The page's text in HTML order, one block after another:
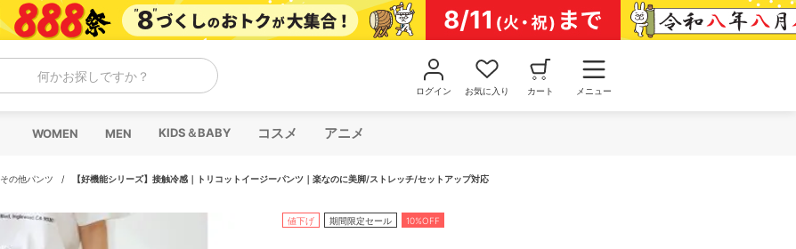
何かお探しですか？
ログイン お気に入り カート メニュー
WOMEN MEN KIDS＆BABY コスメ アニメ
その他パンツ / 【好機能シリーズ】接触冷感｜トリコットイージーパンツ｜楽なのに美脚/ストレッチ/セットアップ対応
値下げ 期間限定セール 10%OFF